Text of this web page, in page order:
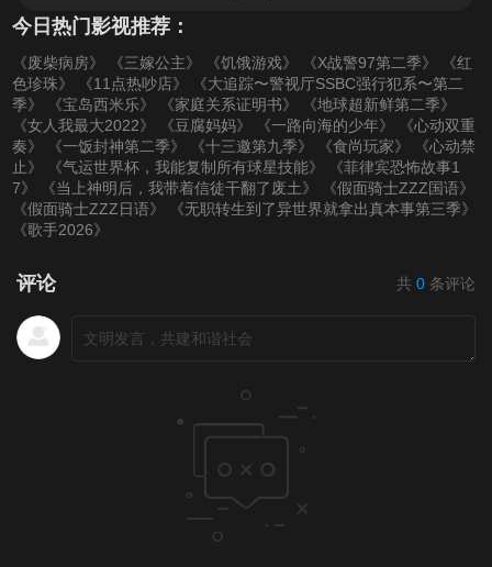
今日热门影视推荐：
《废柴病房》 《三嫁公主》 《饥饿游戏》 《X战警97第二季》
《红
色珍珠》
《11点热吵店》
《大追踪〜警视厅SSBC强行犯系〜第二
季》
《宝岛西米乐》 《家庭关系证明书》
《地球超新鲜第二季》
《女人我最大2022》
《豆腐妈妈》 《一路向海的少年》
《心动双重
奏》
《一饭封神第二季》 《十三邀第九季》 《食尚玩家》
《心动禁
止》
《气运世界杯，我能复制所有球星技能》
《菲律宾恐怖故事1
7》
《当上神明后，我带着信徒干翻了废土》
《假面骑士ZZZ国语》
《假面骑士ZZZ日语》
《无职转生到了异世界就拿出真本事第三季》
《歌手2026》
评论 共 0 条评论